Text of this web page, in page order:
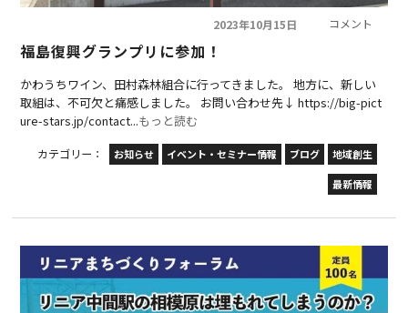
福島復興グランプリに参加！
2023年10月15日 コメント
かわうちワイン、田村森林組合に行ってきました。 地方に、新しい
取組は、不可欠と痛感しました。 お問い合わせ先↓ https://big-pict
ure-stars.jp/contact...もっと読む
カテゴリー： お知らせ イベント・セミナー情報 ブログ 地域創生
最新情報